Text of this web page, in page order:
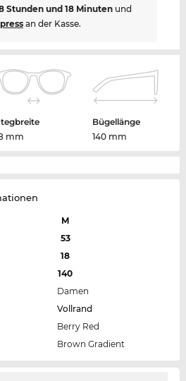
Stunden und 18 Minutenund
an der Kasse.
mm
Bügellänge
140 mm
M
53
18
140
Damen
Vollrand
Berry Red
Brown Gradient